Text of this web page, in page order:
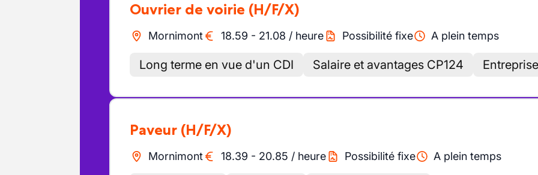
Ouvrier de voirie (H/F/X)
Mornimont 18.59 - 21.08 / heure Possibilité fixe A plein temps
Long terme en vue d'un CDI Salaire et avantages CP124
Paveur (H/F/X)
Mornimont 18.39 - 20.85 / heure Possibilité fixe A plein temps